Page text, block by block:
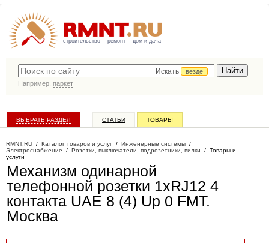
строительство ремонт дом и дача
Искать
везде
Например, паркет
ВЫБРАТЬ РАЗДЕЛ СТАТЬИ ТОВАРЫ
RMNT.RU / Каталог товаров и услуг / Инженерные системы /
Электроснабжение / Розетки, выключатели, подрозетники, вилки / Товары и
услуги
Механизм одинарной
телефонной розетки 1хRJ12 4
контакта UAE 8 (4) Up 0 FMT.
Москва